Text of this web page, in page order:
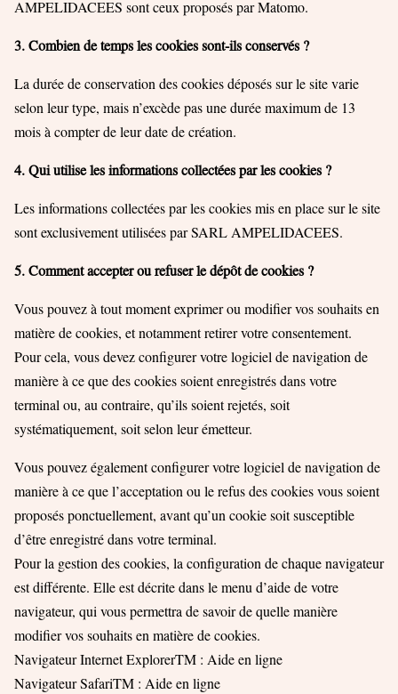
AMPELIDACEES sont ceux proposés par Matomo.
3. Combien de temps les cookies sont-ils conservés ?
La durée de conservation des cookies déposés sur le site varie
selon leur type, mais n’excède pas une durée maximum de 13
mois à compter de leur date de création.
4. Qui utilise les informations collectées par les cookies ?
Les informations collectées par les cookies mis en place sur le site
sont exclusivement utilisées par SARL AMPELIDACEES.
5. Comment accepter ou refuser le dépôt de cookies ?
Vous pouvez à tout moment exprimer ou modifier vos souhaits en
matière de cookies, et notamment retirer votre consentement.
Pour cela, vous devez configurer votre logiciel de navigation de
manière à ce que des cookies soient enregistrés dans votre
terminal ou, au contraire, qu’ils soient rejetés, soit
systématiquement, soit selon leur émetteur.
Vous pouvez également configurer votre logiciel de navigation de
manière à ce que l’acceptation ou le refus des cookies vous soient
proposés ponctuellement, avant qu’un cookie soit susceptible
d’être enregistré dans votre terminal.
Pour la gestion des cookies, la configuration de chaque navigateur
est différente. Elle est décrite dans le menu d’aide de votre
navigateur, qui vous permettra de savoir de quelle manière
modifier vos souhaits en matière de cookies.
Navigateur Internet ExplorerTM : Aide en ligne
Navigateur SafariTM : Aide en ligne